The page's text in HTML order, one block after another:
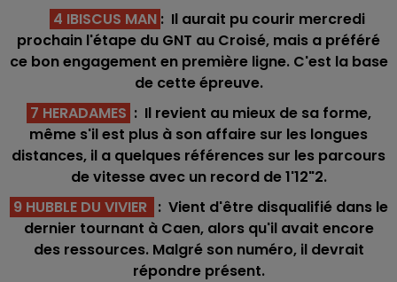
4 IBISCUS MAN : Il aurait pu courir mercredi
prochain l'étape du GNT au Croisé, mais a préféré
ce bon engagement en première ligne. C'est la base
de cette épreuve.
7 HERADAMES : Il revient au mieux de sa forme,
même s'il est plus à son affaire sur les longues
distances, il a quelques références sur les parcours
de vitesse avec un record de 1'12"2.
9 HUBBLE DU VIVIER : Vient d'être disqualifié dans le
dernier tournant à Caen, alors qu'il avait encore
des ressources. Malgré son numéro, il devrait
répondre présent.